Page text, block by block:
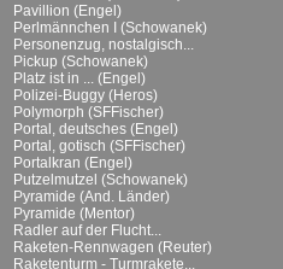
Pavillion (Engel)
Perlmännchen I (Schowanek)
Personenzug, nostalgisch...
Pickup (Schowanek)
Platz ist in ... (Engel)
Polizei-Buggy (Heros)
Polymorph (SFFischer)
Portal, deutsches (Engel)
Portal, gotisch (SFFischer)
Portalkran (Engel)
Putzelmutzel (Schowanek)
Pyramide (And. Länder)
Pyramide (Mentor)
Radler auf der Flucht...
Raketen-Rennwagen (Reuter)
Raketenturm - Turmrakete...